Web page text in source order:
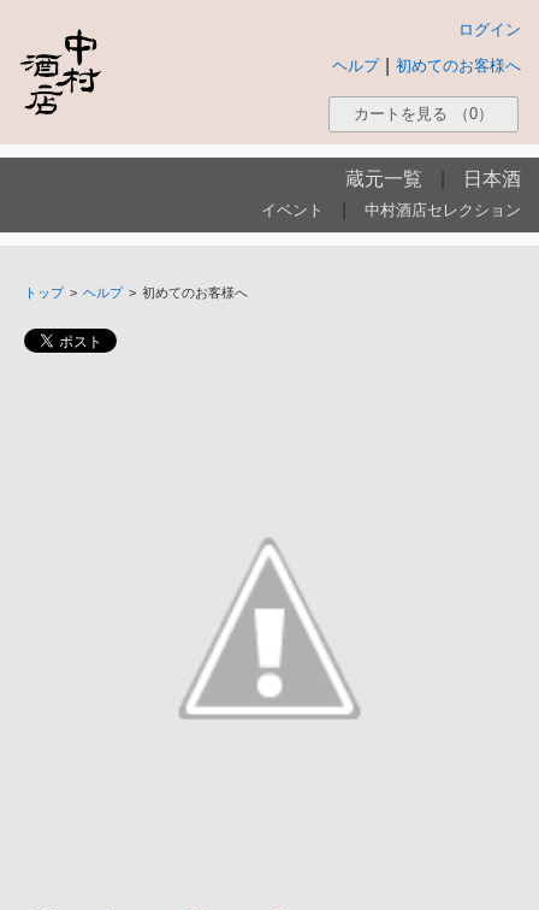
ログイン
初めてのお客様へ
ヘルプ
カートを見る （0）
蔵元一覧 日本酒
イベント 中村酒店セレクション
トップ > ヘルプ > 初めてのお客様へ